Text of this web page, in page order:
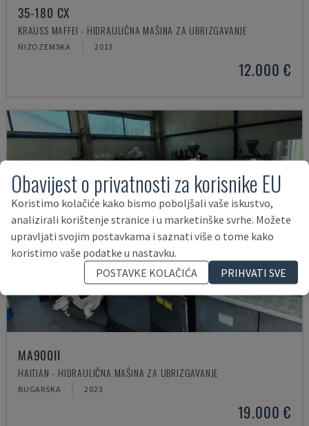
35-180 CX
KRAUSS MAFFEI - HIDRAULIČNA MAŠINA ZA UBRIZGAVANJE
NIZOZEMSKA 2013
12.000 €
MA900ІІ
HAITIAN - HIDRAULIČNA MAŠINA ZA UBRIZGAVANJE
BUGARSKA 2023
19.000 €
Obavijest o privatnosti za korisnike EU
Koristimo kolačiće kako bismo poboljšali vaše iskustvo,
analizirali korištenje stranice i u marketinške svrhe. Možete
upravljati svojim postavkama i saznati više o tome kako
koristimo vaše podatke u nastavku.
POSTAVKE KOLAČIĆA
PRIHVATI SVE